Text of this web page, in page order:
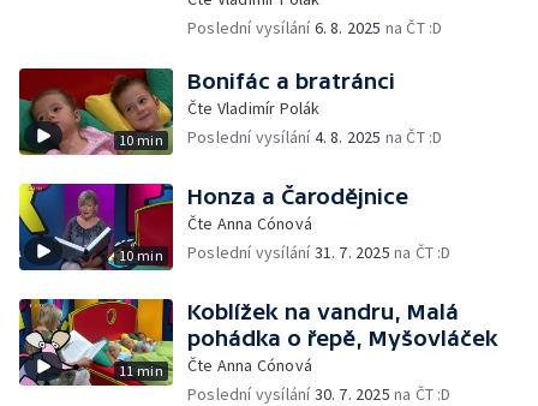
Poslední vysílání6. 8. 2025 na ČT :D
10 min
Bonifác a bratránci
Čte Vladimír Polák
Poslední vysílání4. 8. 2025 na ČT :D
10 min
Honza a Čarodějnice
Čte Anna Cónová
Poslední vysílání31. 7. 2025 na ČT :D
11 min
Koblížek na vandru, Malá
pohádka o řepě, Myšovláček
Čte Anna Cónová
Poslední vysílání30. 7. 2025 na ČT :D